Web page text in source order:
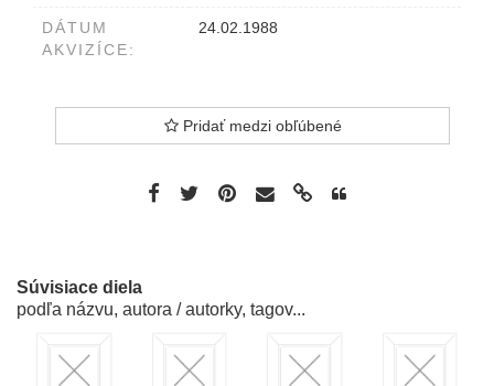
DÁTUM
AKVIZÍCE:
24.02.1988
Pridať medzi obľúbené
Súvisiace diela
podľa názvu, autora / autorky, tagov...